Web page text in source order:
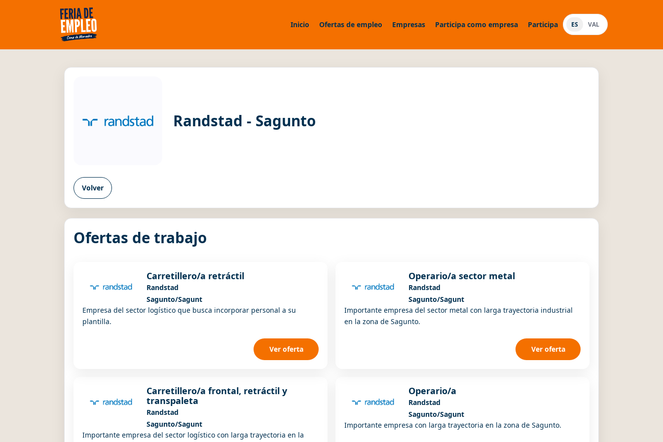
Inicio Ofertas de empleo Empresas Participa como empresa Participa ES VAL
Randstad - Sagunto
Volver
Ofertas de trabajo
Carretillero/a retráctil
Randstad
Sagunto/Sagunt
Empresa del sector logístico que busca incorporar personal a su
plantilla.
Ver oferta
Operario/a sector metal
Randstad
Sagunto/Sagunt
Importante empresa del sector metal con larga trayectoria industrial
en la zona de Sagunto.
Ver oferta
Carretillero/a frontal, retráctil y
transpaleta
Randstad
Sagunto/Sagunt
Importante empresa del sector logístico con larga trayectoria en la
Operario/a
Randstad
Sagunto/Sagunt
Importante empresa con larga trayectoria en la zona de Sagunto.